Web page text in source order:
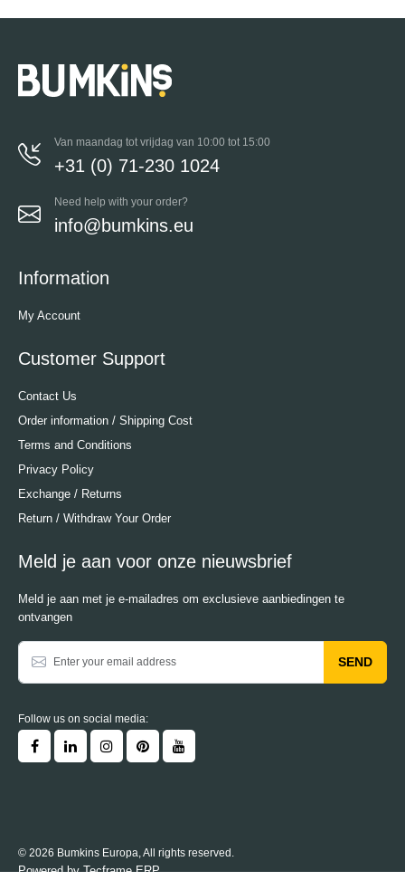
Van maandag tot vrijdag van 10:00 tot 15:00
+31 (0) 71-230 1024
Need help with your order?
info@bumkins.eu
Information
My Account
Customer Support
Contact Us
Order information / Shipping Cost
Terms and Conditions
Privacy Policy
Exchange / Returns
Return / Withdraw Your Order
Meld je aan voor onze nieuwsbrief
Meld je aan met je e-mailadres om exclusieve aanbiedingen te
ontvangen
SEND
Follow us on social media:
© 2026 Bumkins Europa, All rights reserved.
Powered byTecframe ERP